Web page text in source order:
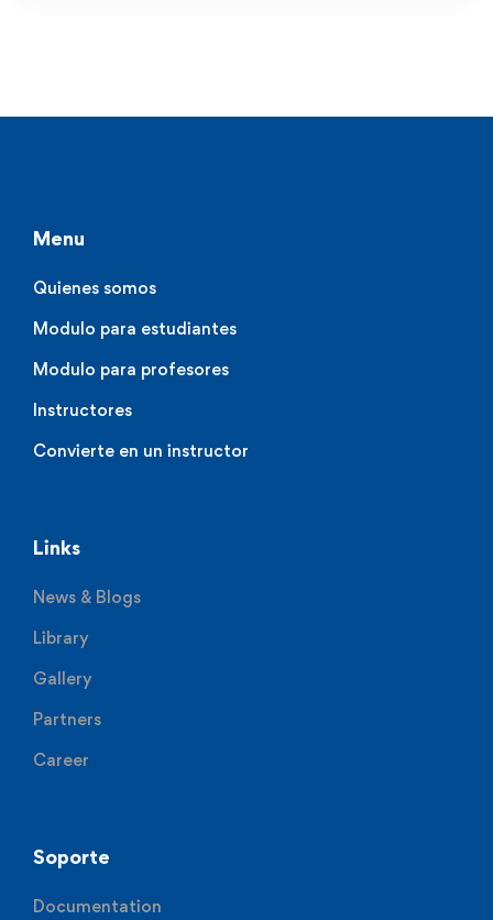
Menu
Quienes somos
Modulo para estudiantes
Modulo para profesores
Instructores
Convierte en un instructor
Links
News & Blogs
Library
Gallery
Partners
Career
Soporte
Documentation